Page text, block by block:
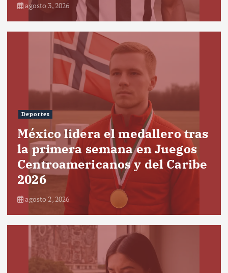
agosto 3, 2026
Deportes
México lidera el medallero tras
la primera semana en Juegos
Centroamericanos y del Caribe
2026
agosto 2, 2026